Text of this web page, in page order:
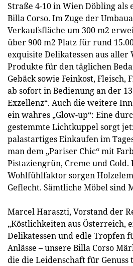
Straße 4-10 in Wien Döbling als
Billa Corso. Im Zuge der
Verkaufsfläche um 300 m2
über 900 m2 Platz für rund
exquisite Delikatessen aus
Produkte für den täglichen
Gebäck sowie Feinkost, Fleisch,
ab sofort in Bedienung an der
Exzellenz“. Auch die weitere
ein wahres „Glow-up“: Eine
gestemmte Lichtkuppel sorgt
palastartiges Einkaufen im
man dem „Pariser Chic“ mit
Pistaziengrün, Creme und
Wohlfühlfaktor sorgen
Geflecht. Sämtliche Möbel sind
Marcel Haraszti, Vorstand der
„Köstlichkeiten aus Österreich,
Delikatessen und edle Tropfen
Anlässe – unsere Billa Corso
die die Leidenschaft für Genuss